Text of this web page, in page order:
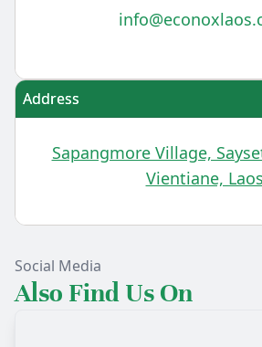
Address
Sapangmore Village,
Vientiane, Laos
Social Media
Also Find Us On